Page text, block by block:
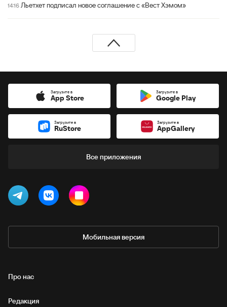
14:16 Льетхет подписал новое соглашение с «Вест Хэмом»
Загрузите в
App Store
Загрузите в
Google Play
Загрузите в
RuStore
Загрузите в
AppGallery
Все приложения
Мобильная версия
Про нас
Редакция